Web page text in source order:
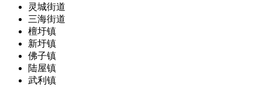
灵城街道
三海街道
檀圩镇
新圩镇
佛子镇
陆屋镇
武利镇